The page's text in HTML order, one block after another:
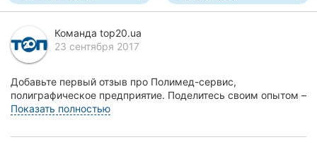
Ивано-
Луцк
Ужгород
Карпаты
Команда top20.ua
23 сентября 2017
Добавьте первый отзыв про Полимед-сервис,
полиграфическое предприятие. Поделитесь своим опытом –
что Вам понравилось, а что нет! Это поможет другим ж...
Показать полностью